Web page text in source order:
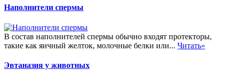
Наполнители спермы
В состав наполнителей спермы обычно входят протекторы,
такие как яичный желток, молочные белки или... Читать»
Эвтаназия у животных